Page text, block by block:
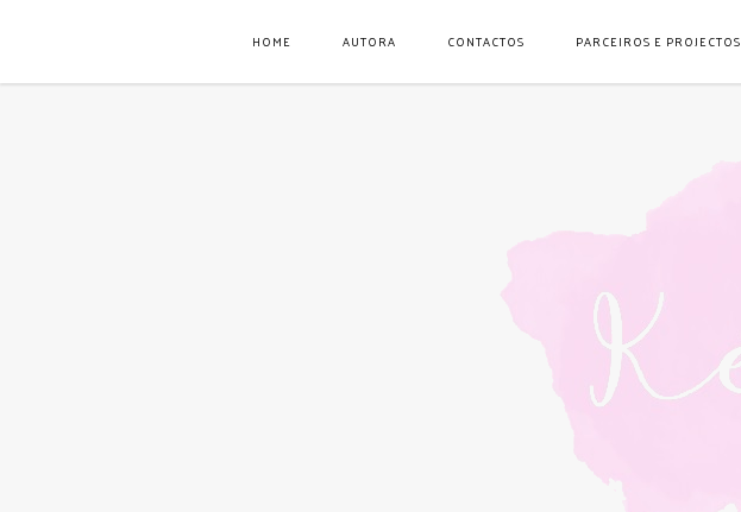
HOME AUTORA CONTACTOS PARCEIROS E PROJECTOS